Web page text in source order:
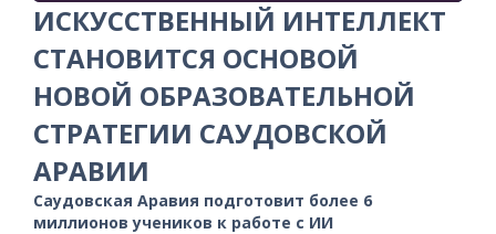
ИСКУССТВЕННЫЙ ИНТЕЛЛЕКТ
СТАНОВИТСЯ ОСНОВОЙ
НОВОЙ ОБРАЗОВАТЕЛЬНОЙ
СТРАТЕГИИ САУДОВСКОЙ
АРАВИИ
Саудовская Аравия подготовит более 6
миллионов учеников к работе с ИИ